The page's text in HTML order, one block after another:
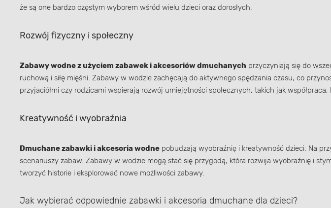
że są one bardzo częstym wyborem wśród wielu dzieci oraz dorosłych.
Rozwój fizyczny i społeczny
Zabawy wodne z użyciem zabawek i akcesoriów dmuchanych przyczyniają się do
ruchową i siłę mięśni. Zabawy w wodzie zachęcają do aktywnego spędzania czasu, co
przyjaciółmi czy rodzicami wspierają rozwój umiejętności społecznych, takich jak
Kreatywność i wyobraźnia
Dmuchane zabawki i akcesoria wodne pobudzają wyobraźnię i kreatywność dzieci. Na
scenariuszy zabaw. Zabawy w wodzie mogą stać się przygodą, która rozwija wyobraźnię i
tworzyć historie i eksplorować nowe możliwości zabawy.
Jak wybierać odpowiednie zabawki i akcesoria dmuchane dla dzieci?